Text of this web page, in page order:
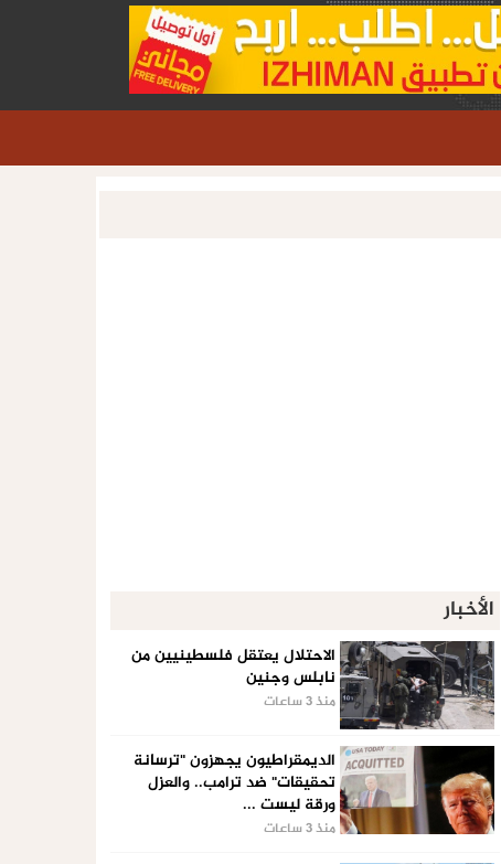
الأخبار
الاحتلال يعتقل فلسطينيين من
نابلس وجنين
منذ 3 ساعات
الديمقراطيون يجهزون "ترسانة
تحقيقات" ضد ترامب.. والعزل
ورقة ليست ...
منذ 3 ساعات